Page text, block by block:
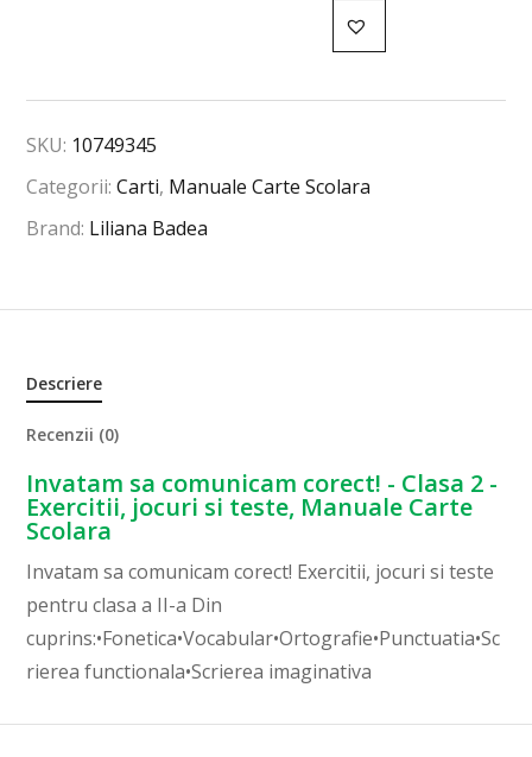
SKU: 10749345
Categorii:Carti, Manuale Carte Scolara
Brand: Liliana Badea
Descriere
Recenzii (0)
Invatam sa comunicam corect! - Clasa 2 -
Exercitii, jocuri si teste, Manuale Carte
Scolara
Invatam sa comunicam corect! Exercitii, jocuri si teste
pentru clasa a II-a Din
cuprins:•Fonetica•Vocabular•Ortografie•Punctuatia•Sc
rierea functionala•Scrierea imaginativa